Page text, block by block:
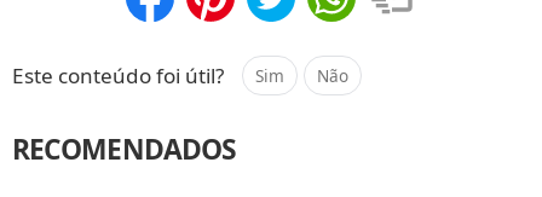
Este conteúdo foi útil? Sim Não
RECOMENDADOS